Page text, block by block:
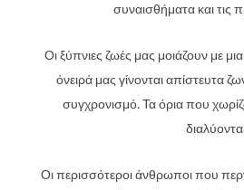
συναισθήματα και τις
Οι ξύπνιες ζωές μας μοιάζουν με
όνειρά μας γίνονται απίστευτα
συγχρονισμό. Τα όρια που
Οι περισσότεροι άνθρωποι που